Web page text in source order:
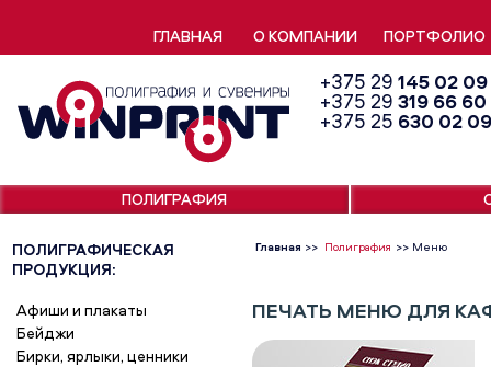
ПОЛИГРАФИЧЕСКАЯ
ПРОДУКЦИЯ:
ГЛАВНАЯ О КОМПАНИИ ПОРТФОЛИО
ПОЛИГРАФИЯ
+375 29 145 02 09
+375 29 319 66 60
+375 25 630 02 09
Меню
Главная >> >>
Полиграфия
Афиши и плакаты
Бейджи
Бирки, ярлыки, ценники
ПЕЧАТЬ МЕНЮ ДЛЯ